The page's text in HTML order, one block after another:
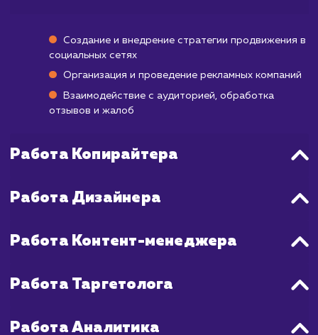
платформа имеет свои
важно адаптировать вашу
зависимости от платформы. В общем,
проявляться через 3-6 месяцев после
достижения значимого роста и
более.